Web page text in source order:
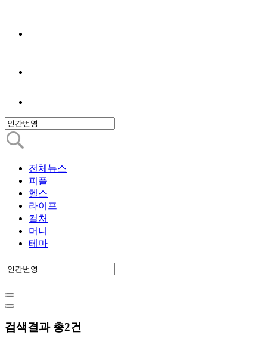
전체뉴스
피플
헬스
라이프
컬처
머니
테마
검색결과 총2건